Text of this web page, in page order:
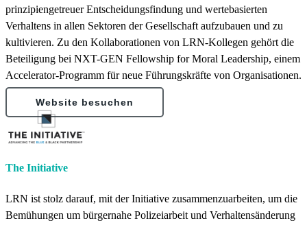
prinzipiengetreuer Entscheidungsfindung und wertebasierten
Verhaltens in allen Sektoren der Gesellschaft aufzubauen und zu
kultivieren. Zu den Kollaborationen von LRN-Kollegen gehört die
Beteiligung bei NXT-GEN Fellowship for Moral Leadership, einem
Accelerator-Programm für neue Führungskräfte von Organisationen.
Website besuchen
The Initiative
LRN ist stolz darauf, mit der Initiative zusammenzuarbeiten, um die
Bemühungen um bürgernahe Polizeiarbeit und Verhaltensänderung